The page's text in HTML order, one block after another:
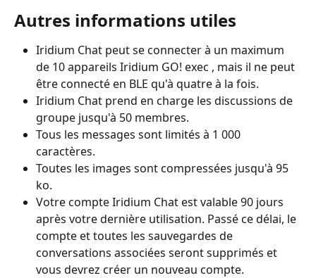
Autres informations utiles
Iridium Chat peut se connecter à un maximum
de 10 appareils Iridium GO! exec , mais il ne peut
être connecté en BLE qu'à quatre à la fois.
Iridium Chat prend en charge les discussions de
groupe jusqu'à 50 membres.
Tous les messages sont limités à 1 000
caractères.
Toutes les images sont compressées jusqu'à 95
ko.
Votre compte Iridium Chat est valable 90 jours
après votre dernière utilisation. Passé ce délai, le
compte et toutes les sauvegardes de
conversations associées seront supprimés et
vous devrez créer un nouveau compte.